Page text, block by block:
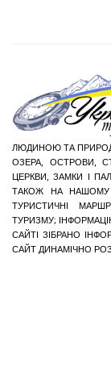
ЛЮДИНОЮ ТА
ОЗЕРА, ОСТРОВИ,
ЦЕРКВИ, ЗАМКИ І
ТАКОЖ НА НАШОМУ
ТУРИСТИЧНІ
ТУРИЗМУ;
САЙТІ ЗІБРАНО
САЙТ ДИНАМІЧНО